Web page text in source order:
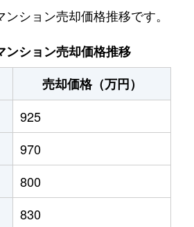
1,100万円 稲穂
徒歩9分
1,400万円 稲穂
1,700万円 稲積公園
2,400万円
3,000万円
2,500万円
2,400万円
ション売却価格推移です。
ンション売却価格推移
売却価格（万円）
925
970
800
830